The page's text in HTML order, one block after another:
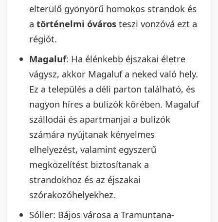
elterülő gyönyörű homokos strandok és
a történelmi óváros teszi vonzóvá ezt a
régiót.
Magaluf: Ha élénkebb éjszakai életre
vágysz, akkor Magaluf a neked való hely.
Ez a település a déli parton található, és
nagyon híres a bulizók körében. Magaluf
szállodái és apartmanjai a bulizók
számára nyújtanak kényelmes
elhelyezést, valamint egyszerű
megközelítést biztosítanak a
strandokhoz és az éjszakai
szórakozóhelyekhez.
Sóller: Bájos városa a Tramuntana-